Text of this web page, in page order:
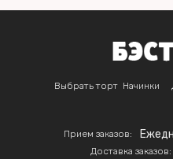
Выбрать торт Начинки
Прием заказов:
Доставка заказов: